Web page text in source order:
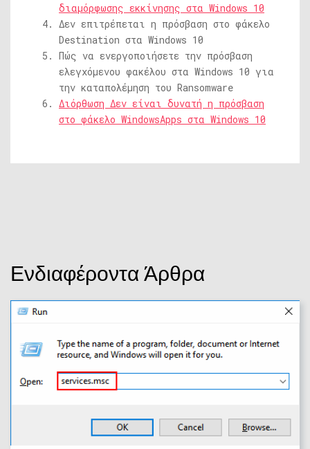
διαμόρφωσης εκκίνησης στα Windows 10
Δεν επιτρέπεται η πρόσβαση στο φάκελο
Destination στα Windows 10
Πώς να ενεργοποιήσετε την πρόσβαση
ελεγχόμενου φακέλου στα Windows 10 για
την καταπολέμηση του Ransomware
Διόρθωση Δεν είναι δυνατή η πρόσβαση
στο φάκελο WindowsApps στα Windows 10
Ενδιαφέροντα Άρθρα